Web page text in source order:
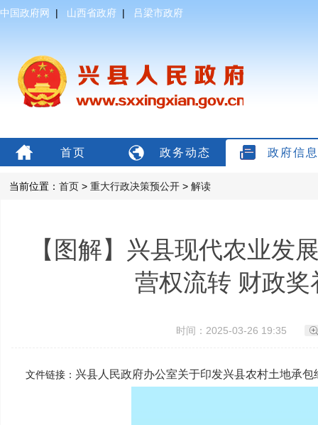
中国政府网 | 山西省政府 | 吕梁市政府
首页 政务动态 政府信
当前位置： 首页 > 重大行政决策预公开 > 解读
【图解】兴县现代农业发
营权流转 财政
时间：2025-03-26 19:35
文件链接： 兴县人民政府办公室关于印发兴县农村土地承